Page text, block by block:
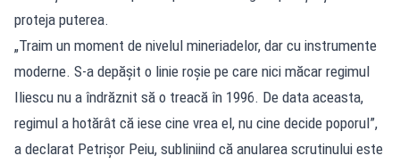
proteja puterea.
„Traim un moment de nivelul mineriadelor, dar cu instrumente
moderne. S-a depășit o linie roșie pe care nici măcar regimul
Iliescu nu a îndrăznit să o treacă în 1996. De data aceasta,
regimul a hotărât că iese cine vrea el, nu cine decide poporul”,
a declarat Petrișor Peiu, subliniind că anularea scrutinului este